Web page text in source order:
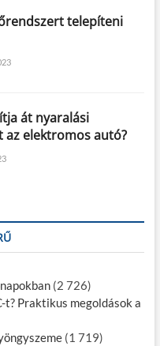
telepíteni
át nyaralási
az elektromos autó?
(2 726)
Praktikus megoldások a
(1 719)